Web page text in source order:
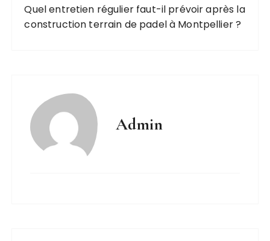
Quel entretien régulier faut-il prévoir après la
construction terrain de padel à Montpellier ?
Admin